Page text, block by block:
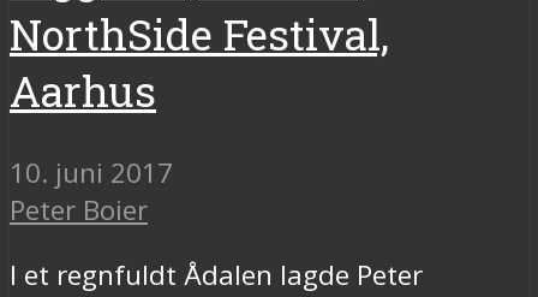
NorthSide Festival,
Aarhus
10. juni 2017
Peter Boier
I et regnfuldt Ådalen lagde Peter